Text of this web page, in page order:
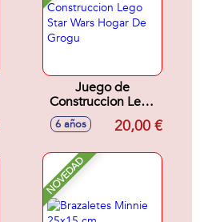
Juego de
Construccion Lego
Star Wars Hogar De
Grogu
6 años 20,00 €
NOVEDAD